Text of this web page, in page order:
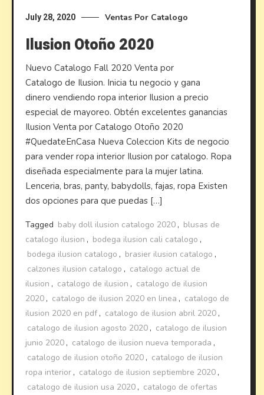
July 28, 2020 Ventas Por Catalogo
Ilusion Otoño 2020
Nuevo Catalogo Fall 2020 Venta por
Catalogo de Ilusion. Inicia tu negocio y gana
dinero vendiendo ropa interior Ilusion a precio
especial de mayoreo. Obtén excelentes ganancias
Ilusion Venta por Catalogo Otoño 2020
#QuedateEnCasa Nueva Coleccion Kits de negocio
para vender ropa interior Ilusion por catalogo. Ropa
diseñada especialmente para la mujer latina.
Lenceria, bras, panty, babydolls, fajas, ropa Existen
dos opciones para que puedas […]
Tagged baby doll ilusion catalogo 2020 , blusas de
catalogo ilusion , bodega ilusion cali catalogo ,
bodega ilusion catalogo , brasier ilusion catalogo ,
calzones ilusion catalogo , catalogo actual de
ilusion , catalogo de ilusion , catalogo de ilusion
2020 , catalogo de ilusion 2020 en linea , catalogo de
ilusion 2020 en pdf , catalogo de ilusion abril 2020 ,
catalogo de ilusion agosto 2020 , catalogo de ilusion
junio 2020 , catalogo de ilusion nueva temporada ,
catalogo de ilusion otoño 2020 , catalogo de ilusion
ropa interior , catalogo de ilusion septiembre 2020 ,
catalogo de ilusion usa 2020 , catalogo de ofertas